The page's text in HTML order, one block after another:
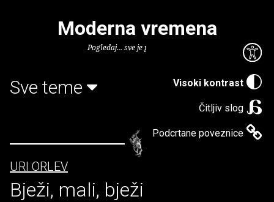
Visoki kontrast
Čitljiv slog
Podcrtane poveznice
Moderna vremena
Pogledaj... sve je puno knjiga.
Sve teme
URI ORLEV
Bježi, mali, bježi